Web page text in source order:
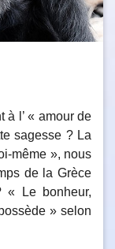
à l’ « amour de
sagesse ? La
même », nous
de la Grèce
« Le bonheur,
» selon